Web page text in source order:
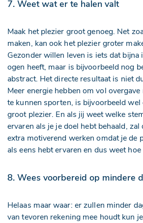
7. Weet wat er te halen valt
Maak het plezier groot genoeg. Net
maken, kan ook het plezier groter
Gezonder willen leven is iets dat bijna
ogen heeft, maar is bijvoorbeeld nog
abstract. Het directe resultaat is niet
Meer energie hebben om vol
te kunnen sporten, is bijvoorbeeld wel
groot plezier. En als jij weet welke
ervaren als je je doel hebt behaald,
extra motiverend werken omdat je de
als eens hebt ervaren en dus weet
8. Wees voorbereid op mindere
Helaas maar waar: er zullen minder
van tevoren rekening mee houdt kun